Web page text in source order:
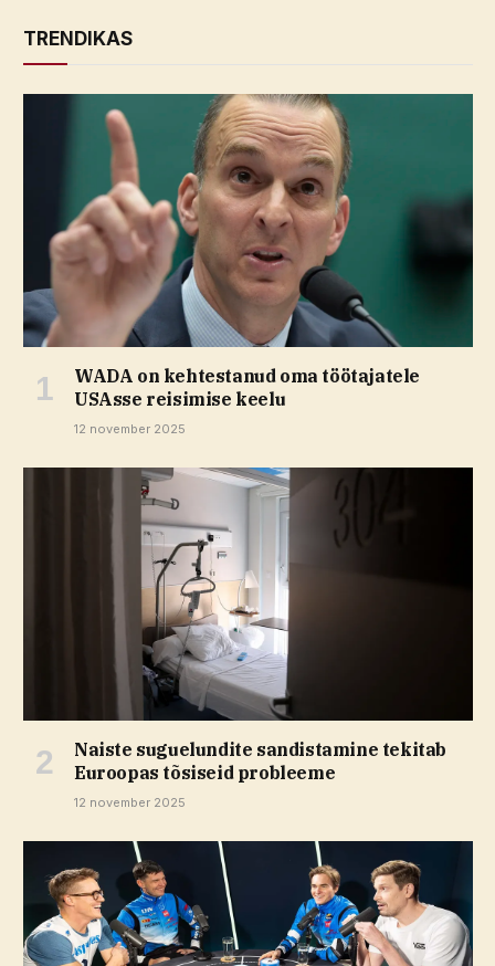
TRENDIKAS
WADA on kehtestanud oma töötajatele
USAsse reisimise keelu
12 november 2025
Naiste suguelundite sandistamine tekitab
Euroopas tõsiseid probleeme
12 november 2025